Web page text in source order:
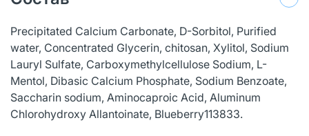
Precipitated Calcium Carbonate, D-Sorbitol, Purified
water, Concentrated Glycerin, chitosan, Xylitol, Sodium
Lauryl Sulfate, Carboxymethylcellulose Sodium, L-
Mentol, Dibasic Calcium Phosphate, Sodium Benzoate,
Saccharin sodium, Aminocaproic Acid, Aluminum
Chlorohydroxy Allantoinate, Blueberry113833.